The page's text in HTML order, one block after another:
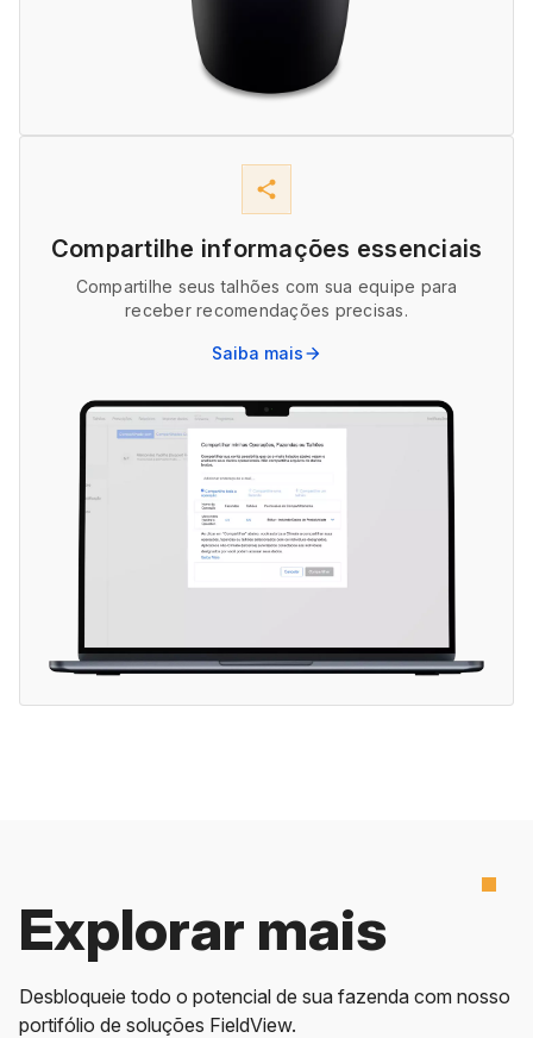
share
Compartilhe informações essenciais
Compartilhe seus talhões com sua equipe para
receber recomendações precisas.
Saiba maisarrow_forward
Explorar mais
Desbloqueie todo o potencial de sua fazenda com nosso
portifólio de soluções FieldView.